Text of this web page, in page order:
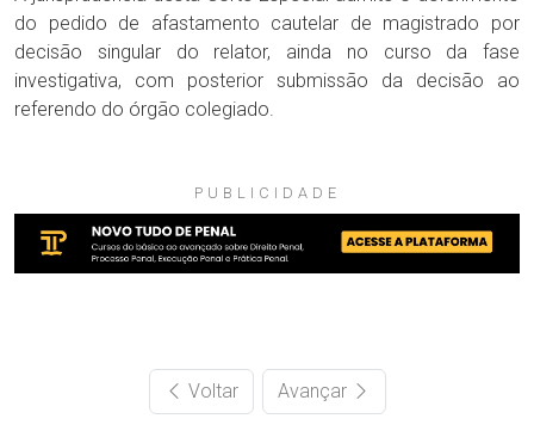
do pedido de afastamento cautelar de magistrado por
decisão singular do relator, ainda no curso da fase
investigativa, com posterior submissão da decisão ao
referendo do órgão colegiado.
PUBLICIDADE
Voltar Avançar